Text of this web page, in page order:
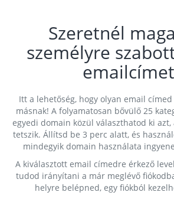
Szeretnél
személyre
Itt a lehetőség, hogy olyan email
másnak! A folyamatosan bővülő 25
egyedi domain közül választhatod ki
tetszik. Állítsd be 3 perc alatt, és
mindegyik domain használata
A kiválasztott email címedre érkező
tudod irányítani a már meglévő
helyre belépned, egy fiókból